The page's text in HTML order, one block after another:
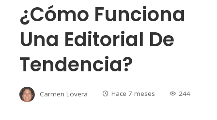
¿Cómo Funciona
Una Editorial De
Tendencia?
Carmen Lovera Hace 7 meses 244